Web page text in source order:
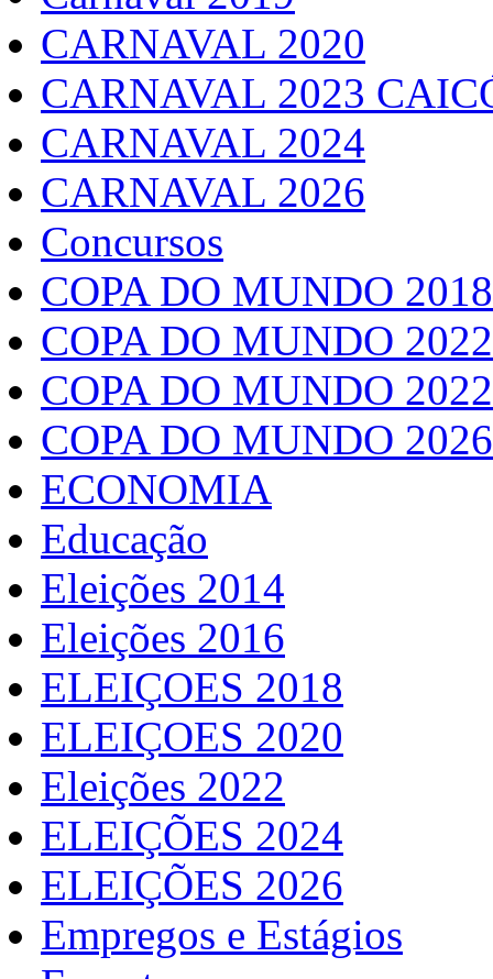
CARNAVAL 2020
CARNAVAL 2023
CARNAVAL 2024
CARNAVAL 2026
Concursos
COPA DO MUNDO 2018
COPA DO MUNDO 2022
COPA DO MUNDO
COPA DO MUNDO 2026
ECONOMIA
Educação
Eleições 2014
Eleições 2016
ELEIÇOES 2018
ELEIÇOES 2020
Eleições 2022
ELEIÇÕES 2024
ELEIÇÕES 2026
Empregos e Estágios